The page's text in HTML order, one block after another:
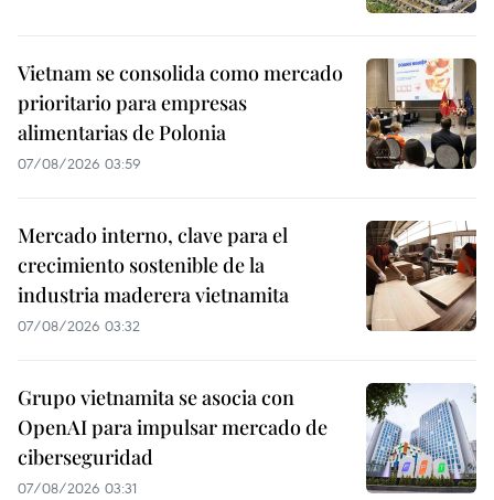
Vietnam se consolida como mercado
prioritario para empresas
alimentarias de Polonia
07/08/2026 03:59
Mercado interno, clave para el
crecimiento sostenible de la
industria maderera vietnamita
07/08/2026 03:32
Grupo vietnamita se asocia con
OpenAI para impulsar mercado de
ciberseguridad
07/08/2026 03:31